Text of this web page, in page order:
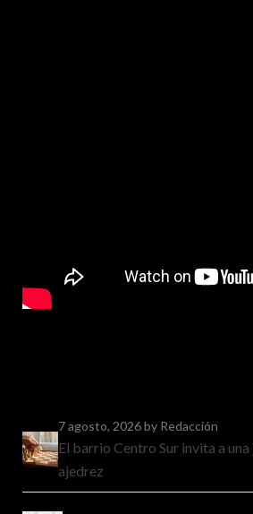
7 agosto, 2026by Redacción
El barrio Centro Sur invita a
ajedrez